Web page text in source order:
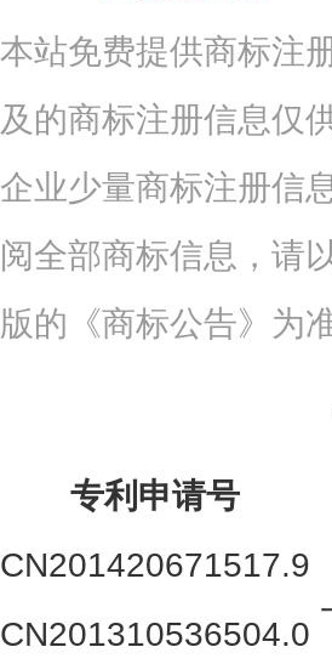
本站免费提供商标注
及的商标注册信息仅
企业少量商标注册信
阅全部商标信息，请
版的《商标公告》为准
专利申请号
CN201420671517.9
CN201310536504.0